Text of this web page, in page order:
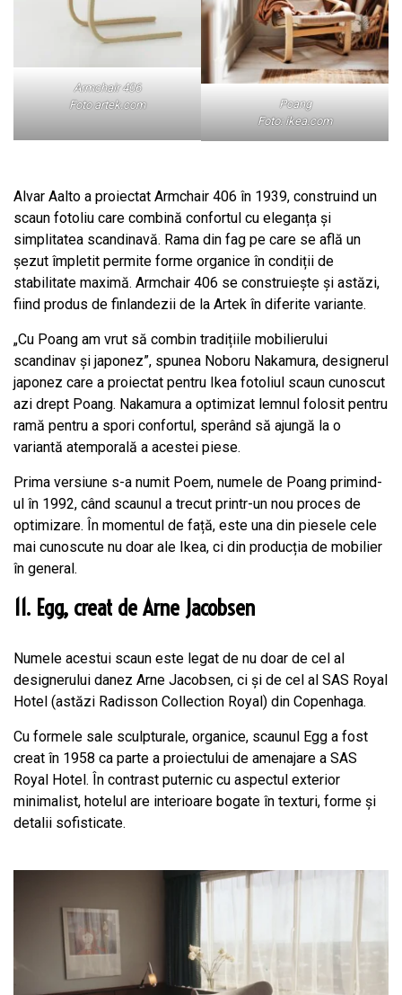
Armchair 406
Foto artek.com
Poang
Foto: ikea.com
Alvar Aalto a proiectat Armchair 406 în 1939, construind un
scaun fotoliu care combină confortul cu eleganța și
simplitatea scandinavă. Rama din fag pe care se află un
șezut împletit permite forme organice în condiții de
stabilitate maximă. Armchair 406 se construiește și astăzi,
fiind produs de finlandezii de la Artek în diferite variante.
„Cu Poang am vrut să combin tradițiile mobilierului
scandinav și japonez”, spunea Noboru Nakamura, designerul
japonez care a proiectat pentru Ikea fotoliul scaun cunoscut
azi drept Poang. Nakamura a optimizat lemnul folosit pentru
ramă pentru a spori confortul, sperând să ajungă la o
variantă atemporală a acestei piese.
Prima versiune s-a numit Poem, numele de Poang primind-
ul în 1992, când scaunul a trecut printr-un nou proces de
optimizare. În momentul de față, este una din piesele cele
mai cunoscute nu doar ale Ikea, ci din producția de mobilier
în general.
11. Egg, creat de Arne Jacobsen
Numele acestui scaun este legat de nu doar de cel al
designerului danez Arne Jacobsen, ci și de cel al SAS Royal
Hotel (astăzi Radisson Collection Royal) din Copenhaga.
Cu formele sale sculpturale, organice, scaunul Egg a fost
creat în 1958 ca parte a proiectului de amenajare a SAS
Royal Hotel. În contrast puternic cu aspectul exterior
minimalist, hotelul are interioare bogate în texturi, forme și
detalii sofisticate.